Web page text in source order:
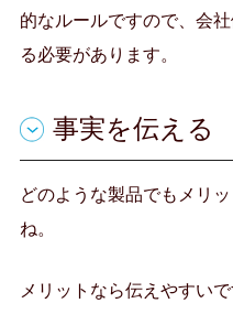
的なルールですので、会
る必要があります。
事実を伝える
どのような製品でもメリ
ね。
メリットなら伝えやすい